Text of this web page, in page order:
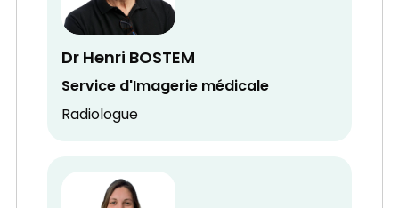
Dr Henri BOSTEM
Service d'Imagerie médicale
Radiologue